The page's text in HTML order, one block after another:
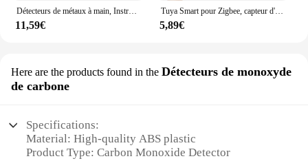
Détecteurs de métaux à main, Instrument de sécurité rebondissant, Scanner de haute sensibilité
11,59€
Tuya Smart pour Zigbee, capteur d'eau, détecteur de fuite d'eau d'inondation, application de surveillance à distance, prise en charge de l'assistant domestique Zigbee2mqtt
5,89€
Here are the products found in the Détecteurs de monoxyde
de carbone
Specifications:
Material: High-quality ABS plastic
Product Type: Carbon Monoxide Detector